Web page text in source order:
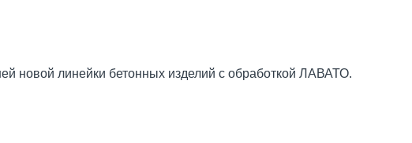
новой линейки бетонных изделий с обработкой ЛАВАТО.